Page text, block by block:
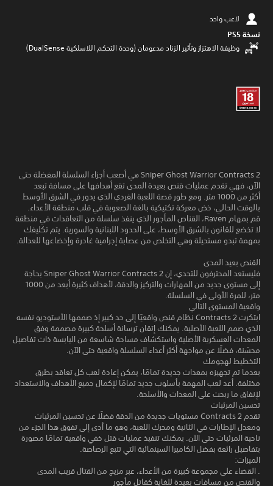
لاعب واحد
نسخة PS5‏
وظيفة الاهتزاز وتأثير الزناد مدعومان (وحدة التحكم اللاسلكية DualSense‏)
Sniper Ghost Warrior Contracts 2 هي أصعب أجزاء السلسلة المفضلة حتى
الآن، فهي تقدم عمليات قنص بعيدة المدى تقع أهدافها على مسافة تبعد
أكثر من 1000 متر. ومع طور قصة اللعبة الفردي الذي يدور في الشرق الأوسط
بالوقت الحالي، خض معركة تكتيكية بالغة الصعوبة في قلب منطقة الأعداء.
قم بمهام Raven، القناص المأجور الذي ينفذ سلسلة من التعاقدات في منطقة
لا تخضع للقانون بالشرق الأوسط، على الحدود اللبنانية والسورية. يتم تكليفك
بمهمة تبدو مستحيلة وهي التخلص من عصابة إجرامية غادرة وإخضاعها للعدالة.
القنص بعيد المدى
فليستعد المحترفون للتحدي، إن Sniper Ghost Warrior Contracts 2 بحاجة
إلى مستوى جديد من المهارات والتركيز والدقة، لأهداف كثيرة أبعد من 1000
متر، للمرة الأولى في السلسلة.
واقعية المستوى التالي
ابتكرت Contracts 2 نظام قنص واقعيًا إلى حد كبير إذ صممها الأستوديو نفسه
الذي صمم اللعبة الأصلية. يمكنك إتقان ترسانة أسلحة كبيرة مصممة وفق
المعدات العسكرية الأصلية واستكشاف مساحة شاسعة من اليابسة ذات تفاصيل
محسّنة، فضلًا عن مواجهة أكثر أعداء السلسلة واقعية حتى الآن.
التخطيط لهجومك
بعدما تم تجهيزه بمعدات جديدة تمامًا، يمكن إعادة لعب كل تعاقد بطرق
مختلفة. أعد لعب المهمة بأسلوب جديد تمامًا لإكمال جميع الأهداف والاستعداد
لإنفاق ما ربحت على المعدات والأسلحة.
تحسين المرئيات
تقدم Contracts 2 مستويات جديدة من الدقة فضلًا عن تحسين المرئيات
ومعدل الإطارات في الثانية ومحرك اللعبة، وهو ما أدى إلى تفوق هذا الجزء من
ناحية المرئيات حتى الآن. يمكنك تنفيذ عمليات قتل خفي واقعية تمامًا مصورة
بتفاصيل رائعة بفضل الكاميرا السينمائية التي تتبع الرصاصة.
الميزات:
. القضاء على مجموعة كبيرة من الأعداء، عبر مزيج من القتال قريب المدى
والقنص من مسافات بعيدة للغاية كقاتل مأجور